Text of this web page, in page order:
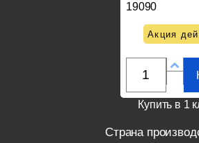
19090
Акция
Купить в 1
Страна